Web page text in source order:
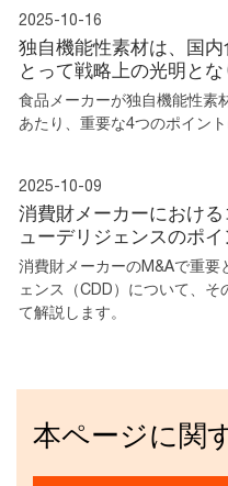
2025-10-16
独自機能性素材は、国
とって戦略上の光明と
食品メーカーが独自機能性素
あたり、重要な4つのポイン
2025-10-09
消費財メーカーにおけ
ューデリジェンスのポイ
消費財メーカーのM&Aで重要
ェンス（CDD）について、そ
て解説します。
本ページに関